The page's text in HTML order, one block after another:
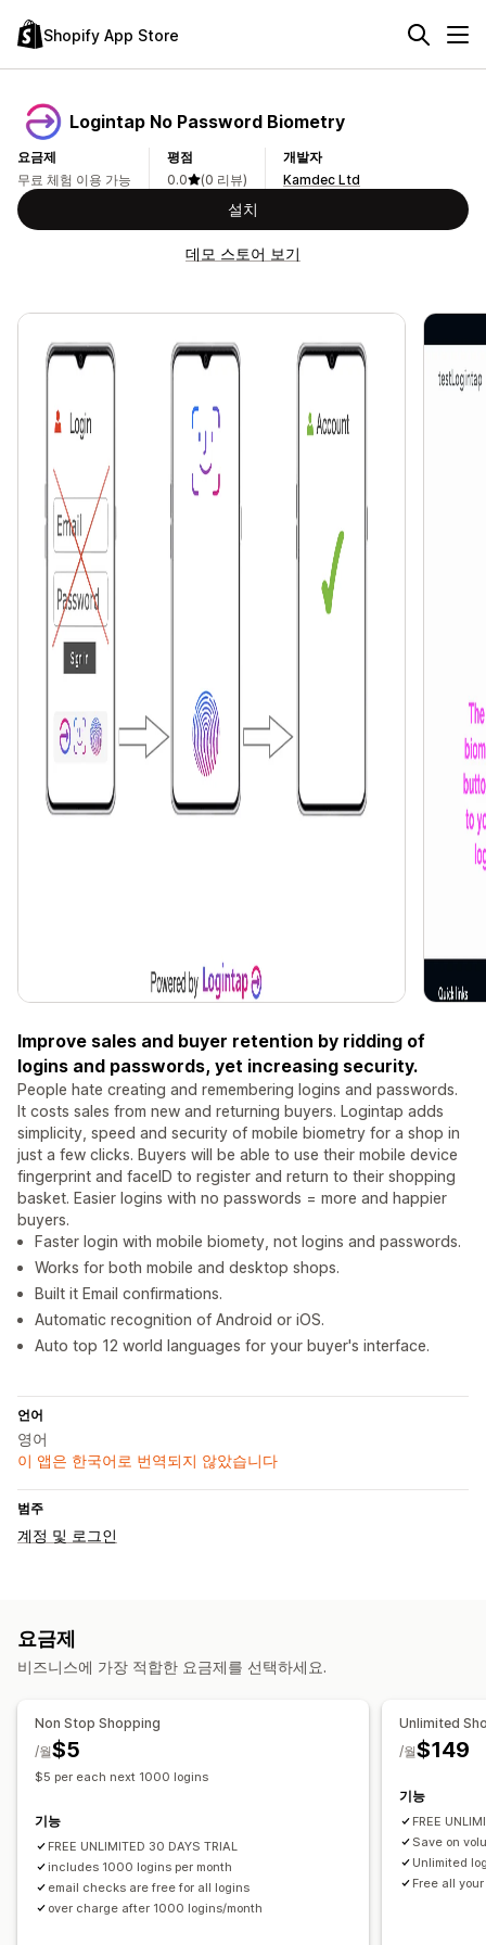
Shopify App Store
Logintap No Password Biometry
요금제
무료 체험 이용 가능
평점
0.0
(0 리뷰)
개발자
Kamdec Ltd
설치
데모 스토어 보기
Improve sales and buyer retention by ridding of
logins and passwords, yet increasing security.
People hate creating and remembering logins and passwords.
It costs sales from new and returning buyers. Logintap adds
simplicity, speed and security of mobile biometry for a shop in
just a few clicks. Buyers will be able to use their mobile device
fingerprint and faceID to register and return to their shopping
basket. Easier logins with no passwords = more and happier
buyers.
Faster login with mobile biomety, not logins and passwords.
Works for both mobile and desktop shops.
Built it Email confirmations.
Automatic recognition of Android or iOS.
Auto top 12 world languages for your buyer's interface.
언어
영어
이 앱은 한국어로 번역되지 않았습니다
범주
계정 및 로그인
요금제
비즈니스에 가장 적합한 요금제를 선택하세요.
Non Stop Shopping
$5
/월
$5 per each next 1000 logins
기능
FREE UNLIMITED 30 DAYS TRIAL
includes 1000 logins per month
email checks are free for all logins
over charge after 1000 logins/month
Unlimited
$149
/월
기능
FREE
Save on
Unlimited
Free all